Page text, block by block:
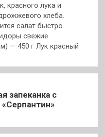
красного лука и
хлеба.
салат быстро.
свежие
— 450 г Лук красный
запеканка с